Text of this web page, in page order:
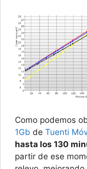
Como podemos
1Gb de Tuenti
hasta los 130
partir de ese